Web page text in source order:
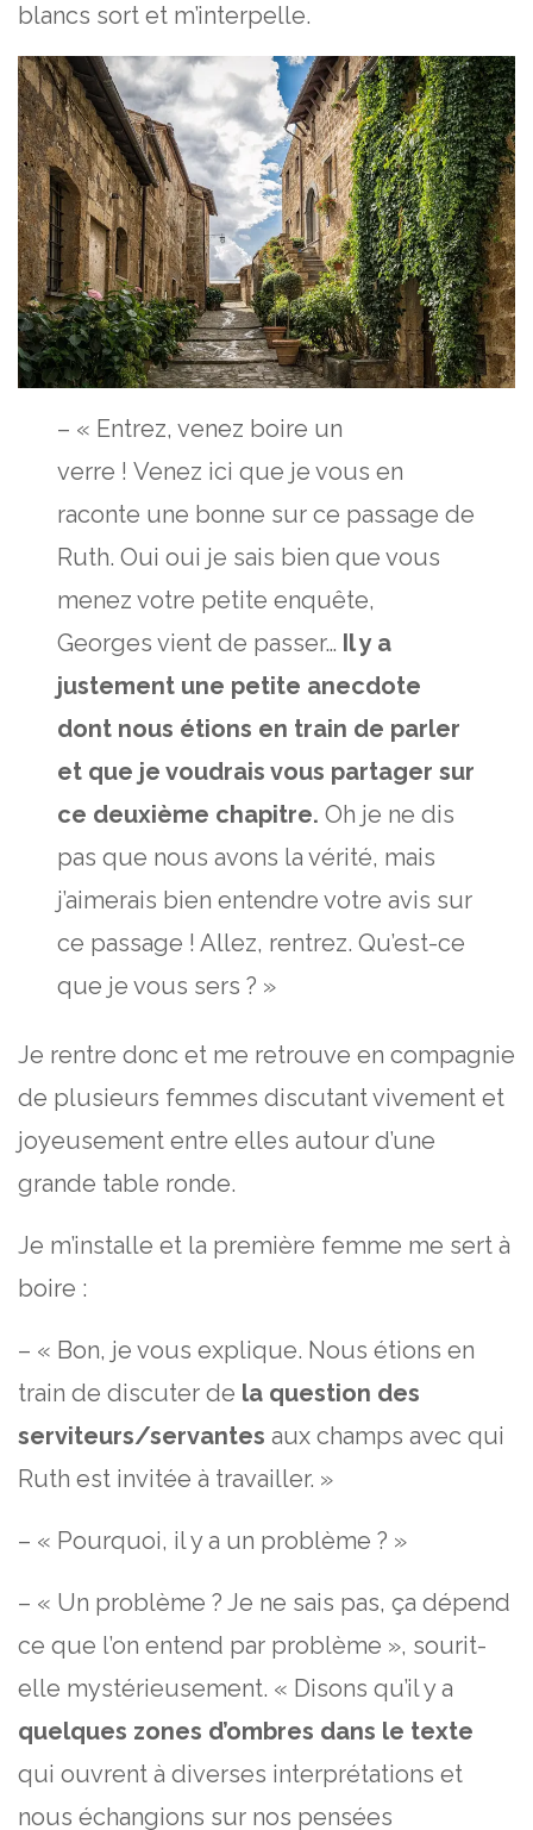
blancs sort et m’interpelle.
– « Entrez, venez boire un
verre ! Venez ici que je vous en
raconte une bonne sur ce passage de
Ruth. Oui oui je sais bien que vous
menez votre petite enquête,
Georges vient de passer… Il y a
justement une petite anecdote
dont nous étions en train de parler
et que je voudrais vous partager sur
ce deuxième chapitre. Oh je ne dis
pas que nous avons la vérité, mais
j’aimerais bien entendre votre avis sur
ce passage ! Allez, rentrez. Qu’est-ce
que je vous sers ? »
Je rentre donc et me retrouve en compagnie
de plusieurs femmes discutant vivement et
joyeusement entre elles autour d’une
grande table ronde.
Je m’installe et la première femme me sert à
boire :
– « Bon, je vous explique. Nous étions en
train de discuter de la question des
serviteurs/servantes aux champs avec qui
Ruth est invitée à travailler. »
– « Pourquoi, il y a un problème ? »
– « Un problème ? Je ne sais pas, ça dépend
ce que l’on entend par problème », sourit-
elle mystérieusement. « Disons qu’il y a
quelques zones d’ombres dans le texte
qui ouvrent à diverses interprétations et
nous échangions sur nos pensées